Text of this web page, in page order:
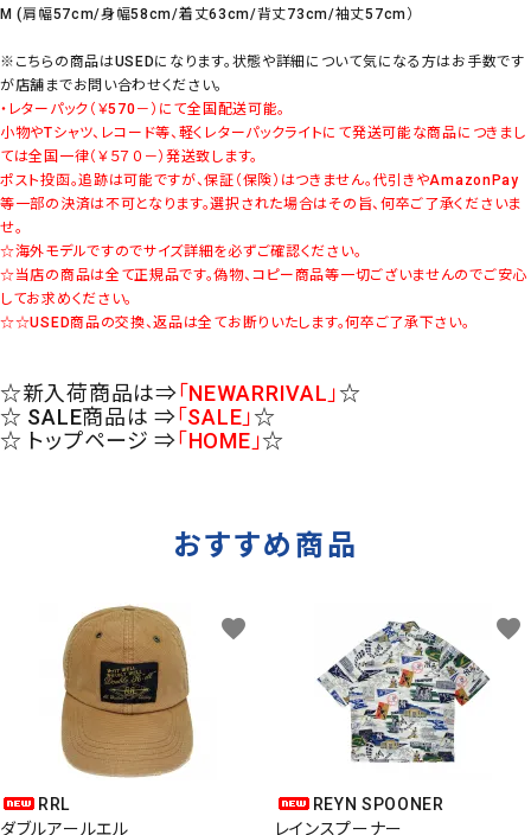
M (肩幅57cm/身幅58cm/着丈63cm/背丈73cm/袖丈57cm）
※こちらの商品はUSEDになります。状態や詳細について気になる方はお手数です
が店舗までお問い合わせください。
・レターパック（￥570－）にて全国配送可能。
小物やTシャツ、レコード等、軽くレターパックライトにて発送可能な商品につきまし
ては全国一律（￥５７０－）発送致します。
ポスト投函。追跡は可能ですが、保証（保険）はつきません。代引きやAmazonPay
等一部の決済は不可となります。選択された場合はその旨、何卒ご了承くださいま
せ。
☆海外モデルですのでサイズ詳細を必ずご確認ください。
☆当店の商品は全て正規品です。偽物、コピー商品等一切ございませんのでご安心
してお求めください。
☆☆USED商品の交換、返品は全てお断りいたします。何卒ご了承下さい。
☆新入荷商品は⇒「NEWARRIVAL」☆
☆ SALE商品は ⇒「SALE」☆
☆ トップページ ⇒「HOME」☆
おすすめ商品
RRL
ダブルアールエル
favorite
REYN SPOONER
レインスプーナー
favorite